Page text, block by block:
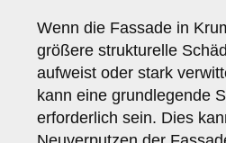
Wenn die Fassade in
größere strukturelle
aufweist oder stark
kann eine grundlegende
erforderlich sein. Dies